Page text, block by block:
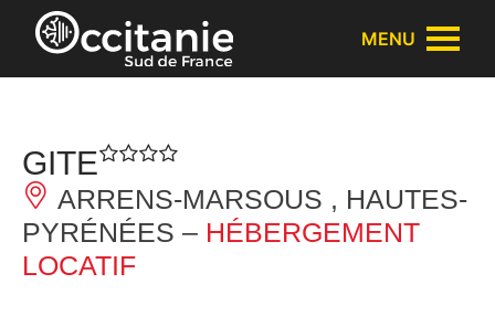
Panneau de gestion des cookies
MENU
GITE
ARRENS-MARSOUS , HAUTES-
PYRÉNÉES – HÉBERGEMENT
LOCATIF